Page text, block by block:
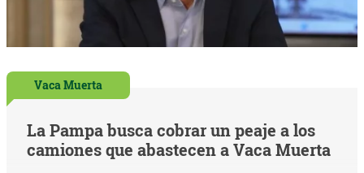
Vaca Muerta
La Pampa busca cobrar un peaje a los
camiones que abastecen a Vaca Muerta